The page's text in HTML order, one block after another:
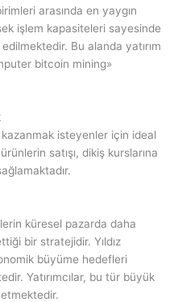
arasında en yaygın
işlem kapasiteleri sayesinde
Bu alanda yatırım
bitcoin mining»
isteyenler için ideal
satışı, dikiş kurslarına
küresel pazarda daha
bir stratejidir. Yıldız
büyüme hedefleri
Yatırımcılar, bu tür büyük
etmektedir.